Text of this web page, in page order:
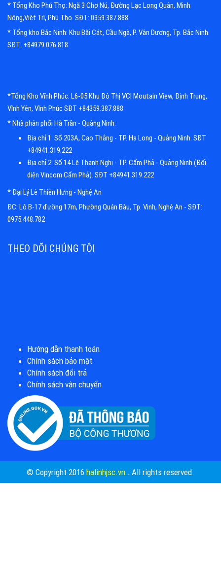
* Tổng Kho Phú Thọ: Ngã 3 Chợ Nú, Đường Lạc Long Quân, Minh
Nông,Việt Trì, Phú Thọ. SĐT: 0359.387.888
* Tổng kho Bắc Ninh: Khu Bãi Cát, Cầu Ngà, P. Vân Dương, Tp. Bắc Ninh.
SĐT: +84979.076.818
*Tổng Kho Vĩnh Phúc: L6-05 Khu Đô Thị VCI Moutain View, Định Trung,
Vĩnh Yên, Vĩnh Phúc SĐT +84359.387.888
* Nhà phân phối Hà Trần - Quảng Ninh:
Địa chỉ 1: Số 203A, Cao Thắng - TP. Hạ Long - Quảng Ninh. SĐT
+84941.319.222
Địa chỉ 2: Số 14 Lê Thanh Nghị - TP. Cẩm Phả - Quảng Ninh (Đối
diện Vincom Cẩm Phả). SĐT +84941.319.222
* Đại Lý Lê Thiện Hưng - Nghệ An
ĐC: Lô B-17 đường 17m, Phường Quán Bàu, Tp. Vinh, Nghệ An - SĐT:
0975.448.782
THEO DÕI CHÚNG TÔI
Hướng dẫn thanh toán
Chính sách bảo mật
Chính sách đổi trả
Chính sách vận chuyển
© Copyright 2016 halinhjsc.vn . All rights reserved.